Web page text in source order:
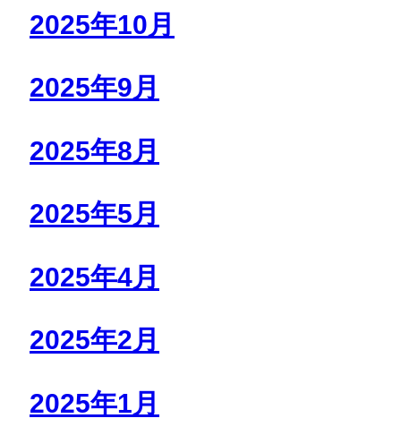
2025年10月
2025年9月
2025年8月
2025年5月
2025年4月
2025年2月
2025年1月